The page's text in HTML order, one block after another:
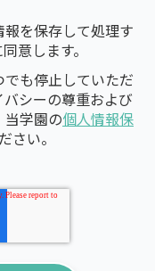
を保存して処理す
意します。
も停止していただ
シーの尊重および
学園の個人情報保
さい。